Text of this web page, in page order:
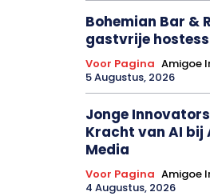
Bohemian Bar &
gastvrije hostess
Voor Pagina Amigoe
5 Augustus, 2026
Jonge
Kracht van AI bij
Media
Voor Pagina Amigoe
4 Augustus, 2026